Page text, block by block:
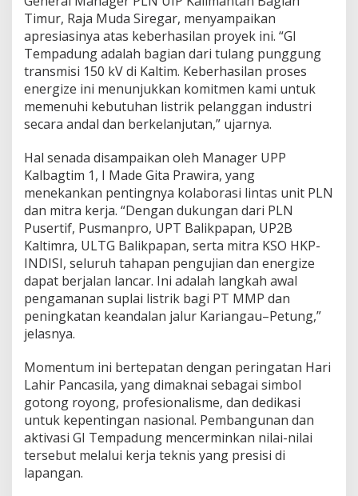
Timur, Raja Muda Siregar, menyampaikan
apresiasinya atas keberhasilan proyek ini. “GI
Tempadung adalah bagian dari tulang punggung
transmisi 150 kV di Kaltim. Keberhasilan proses
energize ini menunjukkan komitmen kami untuk
memenuhi kebutuhan listrik pelanggan industri
secara andal dan berkelanjutan,” ujarnya.
Hal senada disampaikan oleh Manager UPP
Kalbagtim 1, I Made Gita Prawira, yang
menekankan pentingnya kolaborasi lintas unit PLN
dan mitra kerja. “Dengan dukungan dari PLN
Pusertif, Pusmanpro, UPT Balikpapan, UP2B
Kaltimra, ULTG Balikpapan, serta mitra KSO HKP-
INDISI, seluruh tahapan pengujian dan energize
dapat berjalan lancar. Ini adalah langkah awal
pengamanan suplai listrik bagi PT MMP dan
peningkatan keandalan jalur Kariangau–Petung,”
jelasnya.
Momentum ini bertepatan dengan peringatan Hari
Lahir Pancasila, yang dimaknai sebagai simbol
gotong royong, profesionalisme, dan dedikasi
untuk kepentingan nasional. Pembangunan dan
aktivasi GI Tempadung mencerminkan nilai-nilai
tersebut melalui kerja teknis yang presisi di
lapangan.